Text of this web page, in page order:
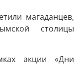
магаданцев,
столицы
акции «Дни